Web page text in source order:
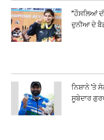
"ਹੌਸਲਿਆਂ
ਦੁਨੀਆ ਦੇ
ਨਿਸ਼ਾਨੇ 'ਤੇ
ਸੂਬੇਦਾਰ